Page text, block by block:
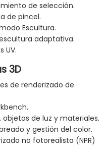
de selección.
de pincel.
Escultura.
adaptativa.
UV.
3D
de renderizado de
de luz y materiales.
y gestión del color.
no fotorealista (NPR)